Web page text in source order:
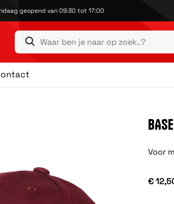
geopend van 09:30 tot 17:00
Voor
€